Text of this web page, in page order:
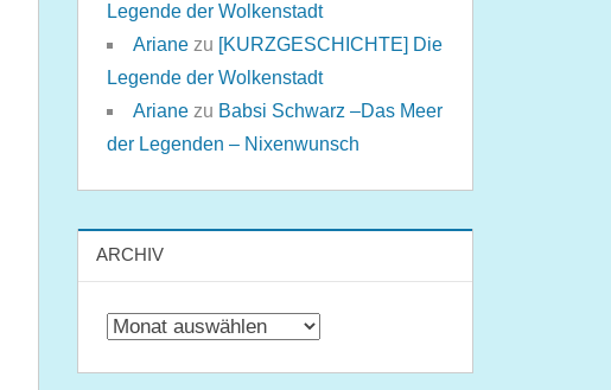
Legende der Wolkenstadt
Ariane zu [KURZGESCHICHTE] Die
Legende der Wolkenstadt
Ariane zu Babsi Schwarz –Das Meer
der Legenden – Nixenwunsch
ARCHIV
Archiv